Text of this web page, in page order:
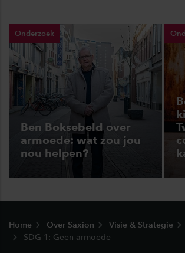
Onderzoek
Ben Boksebeld over
armoede: wat zou jou
nou helpen?
Home Over Saxion Visie & Strategie
SDG 1: Geen armoede